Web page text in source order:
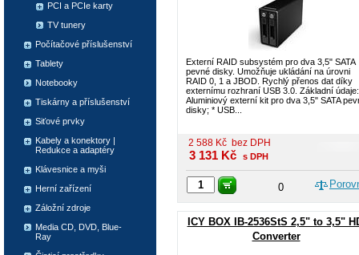
Externí RAID subsystém pro dva 3,5" SATA
pevné disky. Umožňuje ukládání na úrovni
RAID 0, 1 a JBOD. Rychlý přenos dat díky
externímu rozhraní USB 3.0. Základní
Aluminiový externí kit pro dva 3,5" SATA
disky; * USB...
2 588 Kč bez DPH
3 131 Kč s DPH
0
ICY BOX IB-2536StS 2,5" to 3,5"
Converter
PCI a PCIe karty
TV tunery
Počítačové příslušenství
Tablety
Notebooky
Tiskárny a příslušenství
Siťové prvky
Kabely a konektory |
Redukce a adaptéry
Klávesnice a myši
Herní zařízení
Záložní zdroje
Media CD, DVD, Blue-
Ray